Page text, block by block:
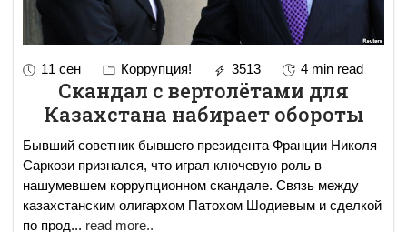
11 сен Коррупция! 3513 4 min read
Cкандал с вертолётами для
Казахстана набирает обороты
Бывший советник бывшего президента Франции Николя
Саркози признался, что играл ключевую роль в
нашумевшем коррупционном скандале. Связь между
казахстанским олигархом Патохом Шодиевым и сделкой
по прод... read more..